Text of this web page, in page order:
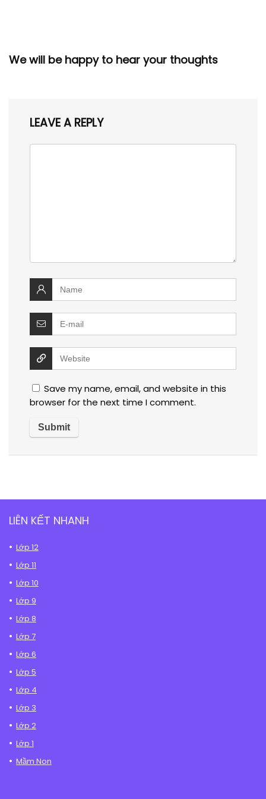
We will be happy to hear your thoughts
LEAVE A REPLY
Save my name, email, and website in this
browser for the next time I comment.
LIÊN KẾT NHANH
Lớp 12
Lớp 11
Lớp 10
Lớp 9
Lớp 8
Lớp 7
Lớp 6
Lớp 5
Lớp 4
Lớp 3
Lớp 2
Lớp 1
Mầm Non